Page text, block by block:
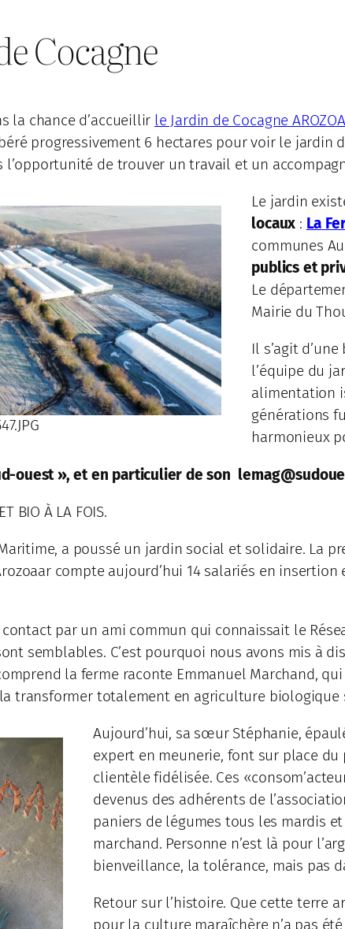
Cocagne
la chance d’accueillir le Jardin de Cocagne
progressivement 6 hectares pour voir le
l’opportunité de trouver un travail et un
Le jardin
locaux : La
communes
publics et
Le
Mairie du
Il s’agit
l’équipe du
alimentation
générations
harmonieux
ouest », et en particulier de son
BIO À LA FOIS.
a poussé un jardin social et solidaire. La
compte aujourd’hui 14 salariés en insertion
par un ami commun qui connaissait le
semblables. C’est pourquoi nous avons mis à
la ferme raconte Emmanuel Marchand,
transformer totalement en agriculture
Aujourd’hui, sa sœur Stéphanie,
expert en meunerie, font sur place du
clientèle fidélisée. Ces
devenus des adhérents de
paniers de légumes tous les mardis
marchand. Personne n’est là pour
bienveillance, la tolérance, mais pas
Retour sur l’histoire. Que cette terre
pour la culture maraîchère n’a pas